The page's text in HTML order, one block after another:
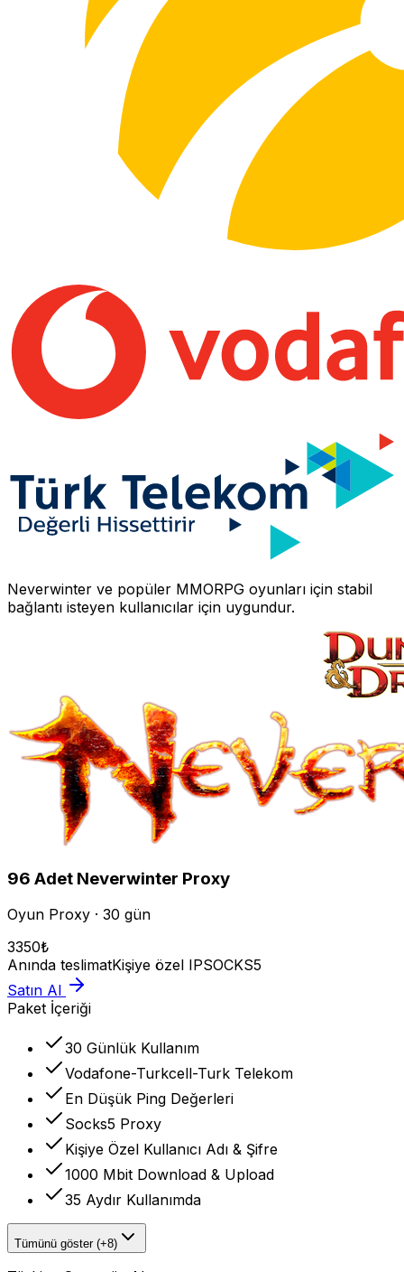
Neverwinter ve popüler MMORPG oyunları için stabil
bağlantı isteyen kullanıcılar için uygundur.
96 Adet Neverwinter Proxy
Oyun Proxy · 30 gün
3350₺
Anında teslimatKişiye özel IPSOCKS5
Satın Al
Paket İçeriği
30 Günlük Kullanım
Vodafone-Turkcell-Turk Telekom
En Düşük Ping Değerleri
Socks5 Proxy
Kişiye Özel Kullanıcı Adı & Şifre
1000 Mbit Download & Upload
35 Aydır Kullanımda
Tümünü göster (+8)